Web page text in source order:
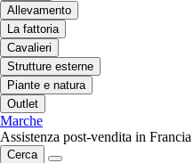
Allevamento
La fattoria
Cavalieri
Strutture esterne
Piante e natura
Outlet
Marche
Assistenza post-vendita in Francia
Cerca